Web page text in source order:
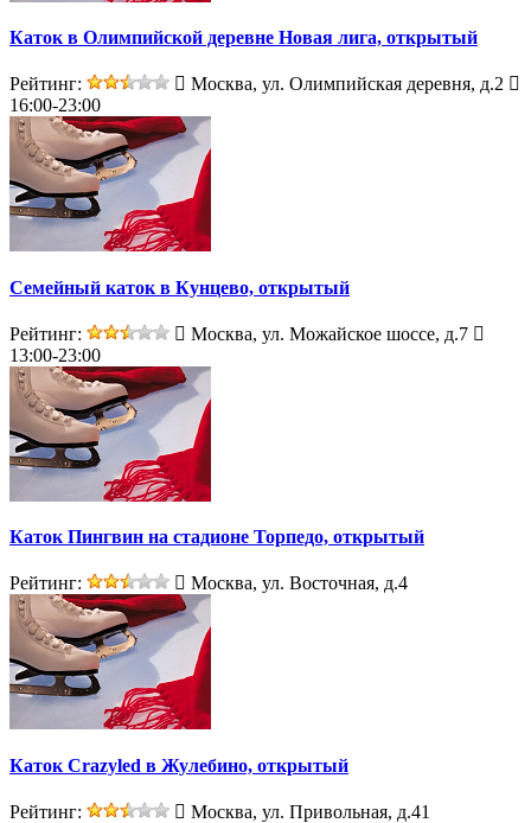
Каток в Олимпийской деревне Новая лига, открытый
Рейтинг:
Москва, ул. Олимпийская деревня, д.2
16:00-23:00
Семейный каток в Кунцево, открытый
Рейтинг:
Москва, ул. Можайское шоссе, д.7
13:00-23:00
Каток Пингвин на стадионе Торпедо, открытый
Рейтинг: Москва, ул. Восточная, д.4
Каток Crazyled в Жулебино, открытый
Рейтинг: Москва, ул. Привольная, д.41